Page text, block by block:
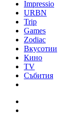
Impressio
URBN
Trip
Games
Zodiac
Вкусотии
Кино
TV
Събития